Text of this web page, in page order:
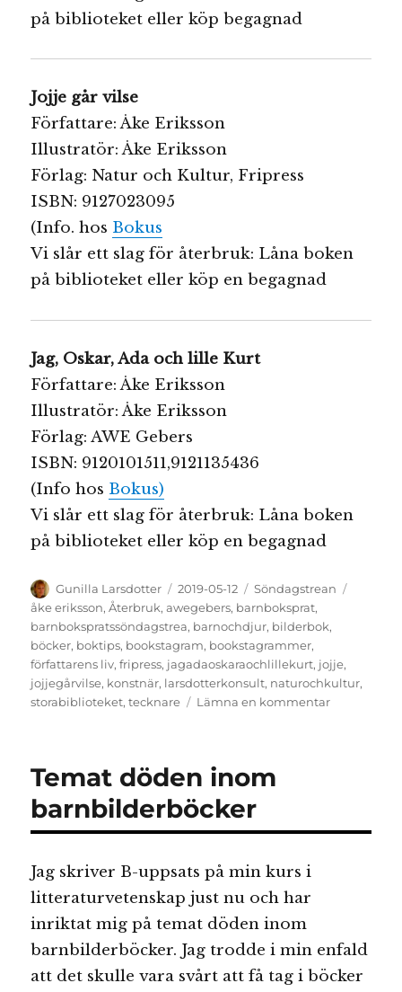
på biblioteket eller köp begagnad
Jojje går vilse
Författare: Åke Eriksson
Illustratör: Åke Eriksson
Förlag: Natur och Kultur, Fripress
ISBN: 9127023095
(Info. hos Bokus
Vi slår ett slag för återbruk: Låna boken
på biblioteket eller köp en begagnad
Jag, Oskar, Ada och lille Kurt
Författare: Åke Eriksson
Illustratör: Åke Eriksson
Förlag: AWE Gebers
ISBN: 9120101511,9121135436
(Info hos Bokus)
Vi slår ett slag för återbruk: Låna boken
på biblioteket eller köp en begagnad
Författare
Gunilla Larsdotter
Publicerat
den
2019-05-12 Kategorier
Söndagstrean
åke eriksson,Återbruk,awegebers, barnboksprat,
barnbokspratssöndagstrea, barnochdjur, bilderbok,
böcker, boktips, bookstagram, bookstagrammer,
författarens liv,fripress, jagadaoskaraochlillekurt, jojje,
jojjegårvilse, konstnär, larsdotterkonsult, naturochkultur,
storabiblioteket,tecknare Lämna en kommentartill
ur
Temat döden inom
barnbilderböcker
Jag skriver B-uppsats på min kurs i
litteraturvetenskap just nu och har
inriktat mig på temat döden inom
barnbilderböcker. Jag trodde i min enfald
att det skulle vara svårt att få tag i böcker